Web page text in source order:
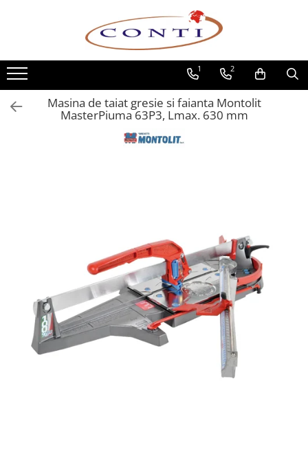
Toate Produsele
Casa si Gradina
Utilaje pentru gradina si accesorii
Atomizoare si Pulverizatoare
Motosape si Motocultoare
Masini de batut stalpi
Sisteme combinate &
multifunctionale
Tocatoare de crengi si resturi
vegetale
1 2
Masina de taiat gresie si faianta Montolit
MasterPiuma 63P3, Lmax. 630 mm